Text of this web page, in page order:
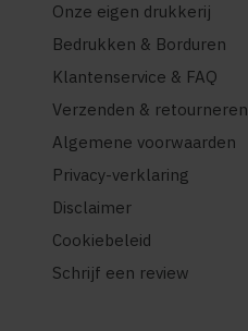
Onze eigen drukkerij
Bedrukken & Borduren
Klantenservice & FAQ
Verzenden & retourneren
Algemene voorwaarden
Privacy-verklaring
Disclaimer
Cookiebeleid
Schrijf een review